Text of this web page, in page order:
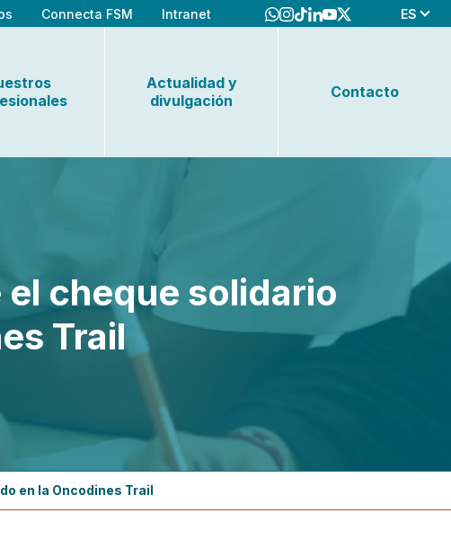
Connecta FSM Intranet ES
Actualidad y
divulgación
Contacto
cheque solidario
Trail
en la Oncodines Trail